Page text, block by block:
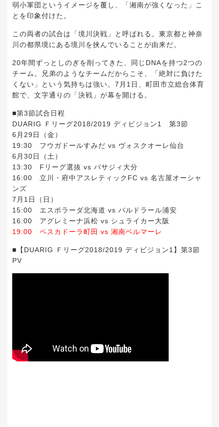
弱小軍団というイメージを覆し、「湘南が強くなった」こ
とを印象付けた。
この両者の試合は「境川決戦」と呼ばれる。東京都と神奈
川の都県境にある境川を挟んでいることが由来だ。
20年間ずっとしのぎを削ってきた、同じDNAを持つ2つの
チーム。兄弟のようなチームだからこそ、「絶対に負けた
くない」という気持ちは強い。7月1日、町田市立総合体育
館で、文字通りの「決戦」が幕を開ける。
■第3節試合日程
DUARIG Ｆリーグ2018/2019 ディビジョン1 第3節
6月29日（金）
19:30 フウガドールすみだ vs ヴォスクオーレ仙台
6月30日（土）
13:30 Fリーグ選抜 vs バサジィ大分
16:00 立川・府中アスレティックFC vs 名古屋オーシャ
ンズ
7月1日（日）
15:00 エスポラーダ北海道 vs バルドラール浦安
16:00 アグレミーナ浜松 vs シュライカー大阪
19:00 ペスカドーラ町田 vs 湘南ベルマーレ
■【DUARIG Ｆリーグ2018/2019 ディビジョン1】第3節
PV